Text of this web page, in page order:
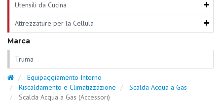
Utensili da Cucina
Attrezzature per la Cellula
Marca
Truma
Equipaggiamento Interno
Riscaldamento e Climatizzazione
Scalda Acqua a Gas
Scalda Acqua a Gas (Accessori)